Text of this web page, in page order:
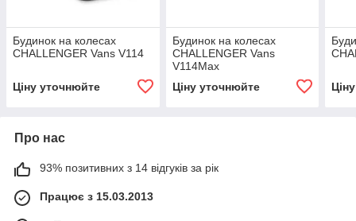
Будинок на колесах
CHALLENGER Vans V114
Ціну уточнюйте
Будинок на колесах
CHALLENGER Vans
V114Max
Ціну уточнюйте
Про нас
93% позитивних з 14 відгуків за рік
Працює з 15.03.2013